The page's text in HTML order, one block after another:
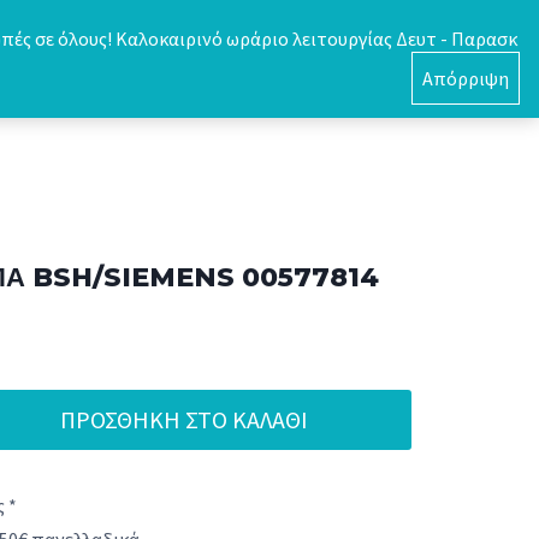
σε όλους! Καλοκαιρινό ωράριο λειτουργίας Δευτ - Παρασκ
Απόρριψη
0
BSH/SIEMENS 00577814
ΠΡΟΣΘΉΚΗ ΣΤΟ ΚΑΛΆΘΙ
*